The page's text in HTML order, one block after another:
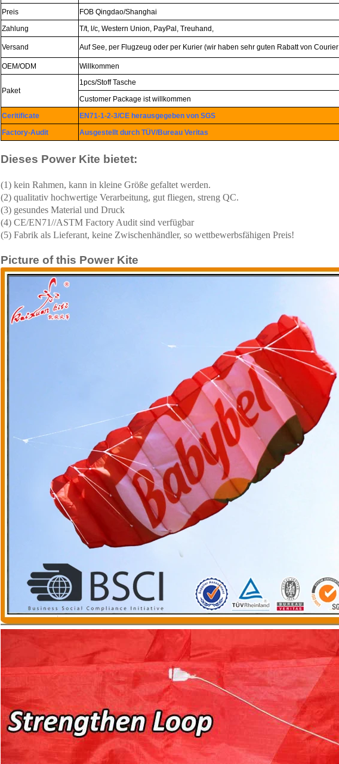
Preis
FOB Qingdao/Shanghai
Zahlung
T/t, l/c, Western Union, PayPal, Treuhand,
Versand Auf See, per Flugzeug oder per Kurier (wir haben sehr guten Rabatt von Courier
OEM/ODM Willkommen
Paket
1pcs/Stoff Tasche
Customer Package ist willkommen
Ceritificate
EN71-1-2-3/CE herausgegeben von SGS
Factory-Audit
Ausgestellt durch TÜV/Bureau Veritas
Dieses Power Kite bietet:
(1) kein Rahmen, kann in kleine Größe gefaltet werden.
(2) qualitativ hochwertige Verarbeitung, gut fliegen, streng QC.
(3) gesundes Material und Druck
(4) CE/EN71//ASTM Factory Audit sind verfügbar
(5) Fabrik als Lieferant, keine Zwischenhändler, so wettbewerbsfähigen Preis!
Picture of this Power Kite